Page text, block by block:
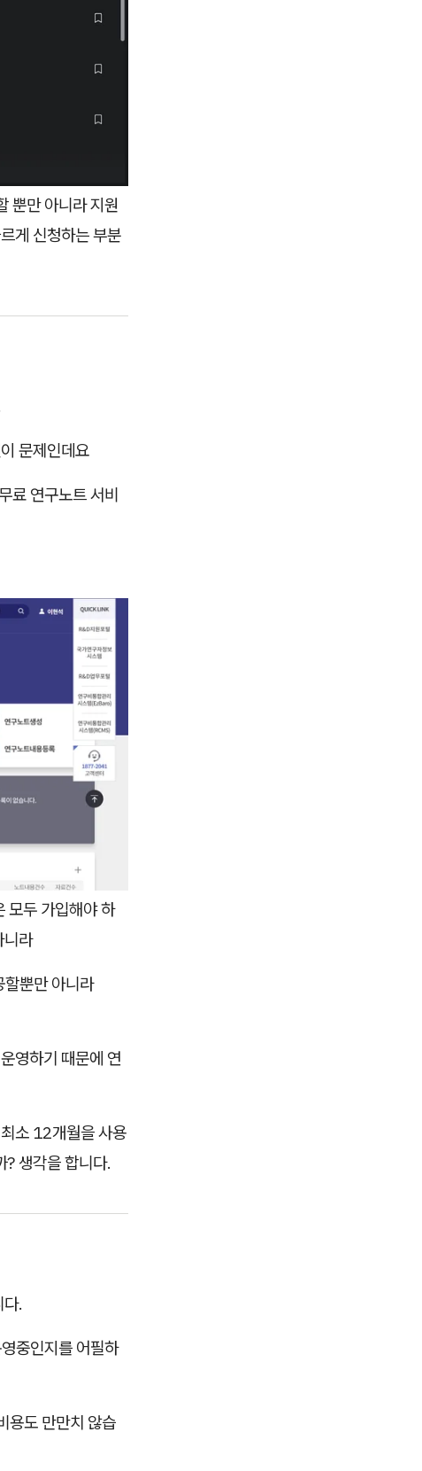
뿐만 아니라 지원
게 신청하는 부분
문제인데요
료 연구노트 서비
모두 가입해야 하
니라
뿐만 아니라
영하기 때문에 연
소 12개월을 사용
생각을 합니다.
.
중인지를 어필하
용도 만만치 않습